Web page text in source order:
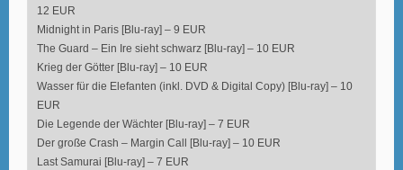
12 EUR
Midnight in Paris [Blu-ray] – 9 EUR
The Guard – Ein Ire sieht schwarz [Blu-ray] – 10 EUR
Krieg der Götter [Blu-ray] – 10 EUR
Wasser für die Elefanten (inkl. DVD & Digital Copy) [Blu-ray] – 10
EUR
Die Legende der Wächter [Blu-ray] – 7 EUR
Der große Crash – Margin Call [Blu-ray] – 10 EUR
Last Samurai [Blu-ray] – 7 EUR